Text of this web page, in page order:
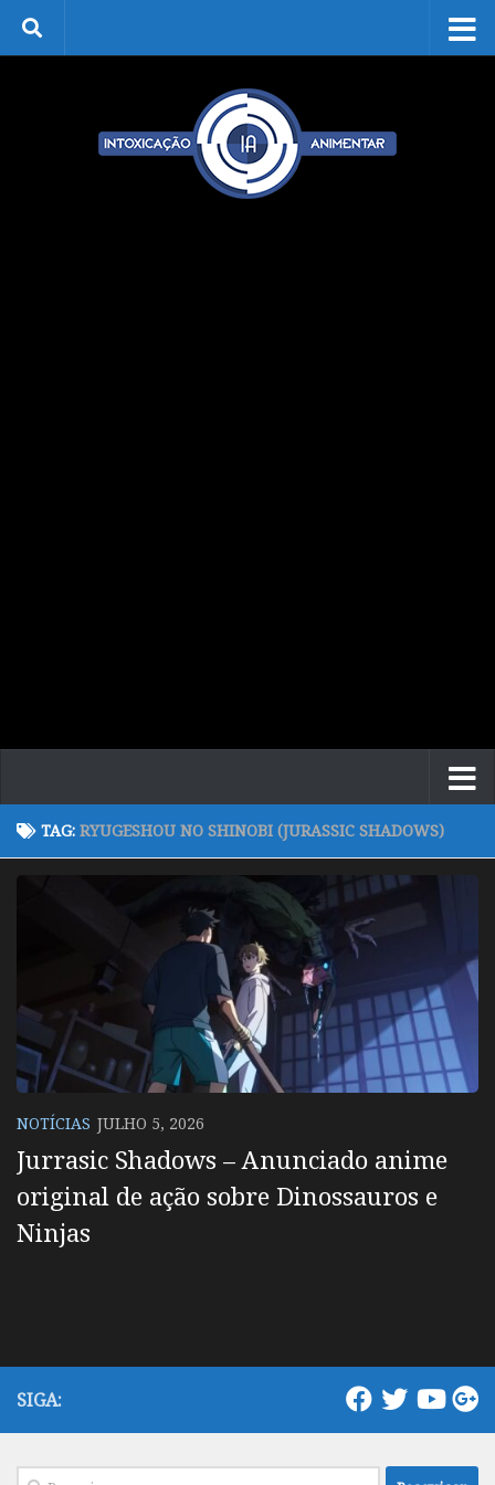
Skip to content
TAG: RYUGESHOU NO SHINOBI (JURASSIC SHADOWS)
NOTÍCIAS JULHO 5, 2026
Jurrasic Shadows – Anunciado anime
original de ação sobre Dinossauros e
Ninjas
SIGA:
Pesquisar